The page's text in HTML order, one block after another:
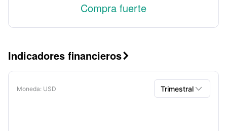
Compra fuerte
Indicadores financieros
Moneda: USD Trimestral 